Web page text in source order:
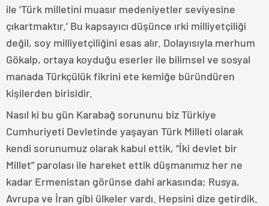
ile ‘Türk milletini muasır medeniyetler seviyesine
çıkartmaktır.’ Bu kapsayıcı düşünce ırki milliyetçiliği
değil, soy milliyetçiliğini esas alır. Dolayısıyla merhum
Gökalp, ortaya koyduğu eserler ile bilimsel ve sosyal
manada Türkçülük fikrini ete kemiğe büründüren
kişilerden birisidir.
Nasıl ki bu gün Karabağ sorununu biz Türkiye
Cumhuriyeti Devletinde yaşayan Türk Milleti olarak
kendi sorunumuz olarak kabul ettik, “İki devlet bir
Millet” parolası ile hareket ettik düşmanımız her ne
kadar Ermenistan görünse dahi arkasında; Rusya,
Avrupa ve İran gibi ülkeler vardı. Hepsini dize getirdik.